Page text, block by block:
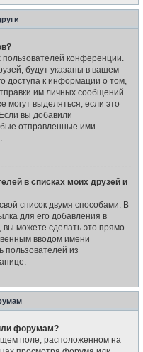
пользователей конференции.
будут указаны в вашем
доступа к информации о том,
им личных сообщений.
могут выделяться, если это
вы добавили
отправленные ими
в списках моих друзей и
список двумя способами. В
для его добавления в
вы можете сделать это прямо
вводом имени
пользователей из
форумам?
поле, расположенном на